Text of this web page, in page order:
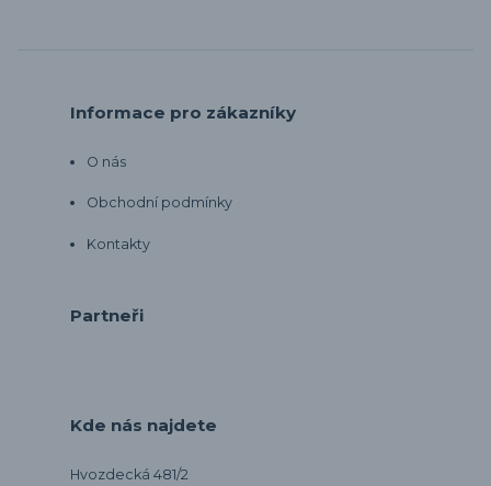
Informace pro zákazníky
O nás
Obchodní podmínky
Kontakty
Partneři
Kde nás najdete
Hvozdecká 481/2